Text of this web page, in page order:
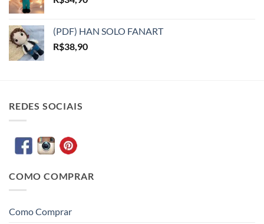
(PDF) HAN SOLO FANART
R$38,90
REDES SOCIAIS
COMO COMPRAR
Como Comprar